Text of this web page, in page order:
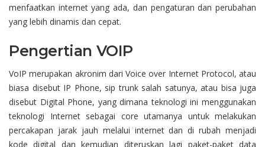
menfaatkan internet yang ada, dan pengaturan dan perubahan
yang lebih dinamis dan cepat.
Pengertian VOIP
VoIP merupakan akronim dari Voice over Internet Protocol, atau
biasa disebut IP Phone, sip trunk salah satunya, atau bisa juga
disebut Digital Phone, yang dimana teknologi ini menggunakan
teknologi Internet sebagai core utamanya untuk melakukan
percakapan jarak jauh melalui internet dan di rubah menjadi
kode digital dan kemudian diteruskan lagi paket-paket data